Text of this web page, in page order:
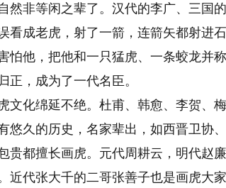
然非等闲之辈了。汉代的李广、三国
看成老虎，射了一箭，连箭矢都射进
怕他，把他和一只猛虎、一条蛟龙并
正，成为了一代名臣。
文化绵延不绝。杜甫、韩愈、李贺、
悠久的历史，名家辈出，如西晋卫协
贵都擅长画虎。元代周耕云，明代赵
近代张大千的二哥张善子也是画虎大